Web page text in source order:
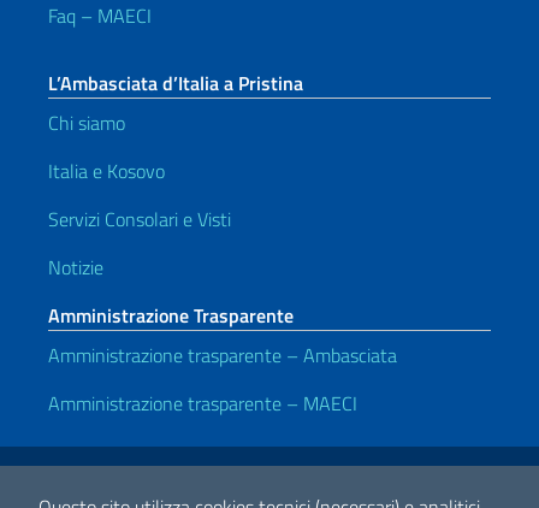
Faq – MAECI
L’Ambasciata d’Italia a Pristina
Chi siamo
Italia e Kosovo
Servizi Consolari e Visti
Notizie
Amministrazione Trasparente
Amministrazione trasparente – Ambasciata
Amministrazione trasparente – MAECI
Link Utili